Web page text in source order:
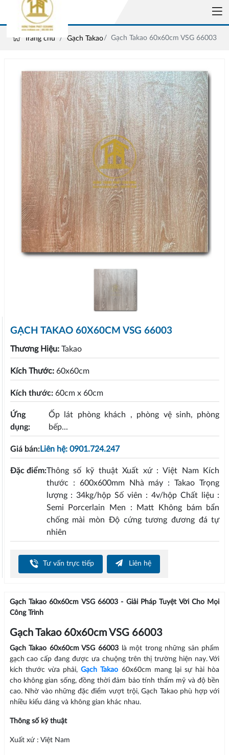
Trang chủ Gạch Takao Gạch Takao 60x60cm VSG 66003
GẠCH TAKAO 60X60CM VSG 66003
Thương Hiệu: Takao
Kích Thước: 60x60cm
Kích thước: 60cm x 60cm
Ứng
dụng:
Ốp lát phòng khách , phòng vệ sinh, phòng
bếp...
Giá bán:Liên hệ: 0901.724.247
Đặc điểm:Thông số kỹ thuật Xuất xứ : Việt Nam Kích
thước : 600x600mm Nhà máy : Takao Trọng
lượng : 34kg/hộp Số viên : 4v/hộp Chất liệu :
Semi Porcerlain Men : Matt Không bám bẩn
chống mài mòn Độ cứng tương đương đá tự
nhiên
Tư vấn trực tiếp Liên hệ
Gạch Takao 60x60cm VSG 66003 - Giải Pháp Tuyệt Vời Cho Mọi
Công Trình
Gạch Takao 60x60cm VSG 66003
Gạch Takao 60x60cm VSG 66003là một trong những sản phẩm
gạch cao cấp đang được ưa chuộng trên thị trường hiện nay. Với
kích thước vừa phải,Gạch Takao 60x60cm mang lại sự hài hòa
cho không gian sống, đồng thời đảm bảo tính thẩm mỹ và độ bền
cao. Nhờ vào những đặc điểm vượt trội, Gạch Takao phù hợp với
nhiều kiểu dáng và không gian khác nhau.
Thông số kỹ thuật
Xuất xứ : Việt Nam